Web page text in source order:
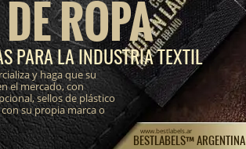
BESTLABELS™ ARGENTINA
www.bestlabels.ar
ROPA
PARA LA INDUSTRIA TEXTIL
y haga que su
el mercado, con
sellos de plástico
su propia marca o